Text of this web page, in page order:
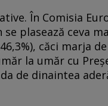
În Comisia
plasează ceva
căci marja
la umăr cu
de dinaintea